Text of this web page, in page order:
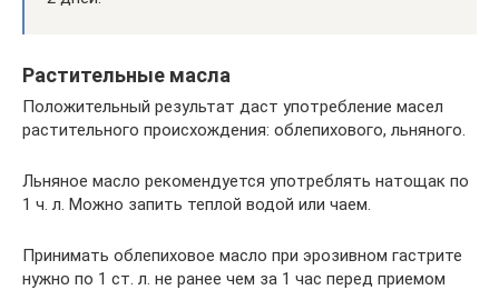
Растительные масла
Положительный результат даст употребление масел
растительного происхождения: облепихового, льняного.
Льняное масло рекомендуется употреблять натощак по
1 ч. л. Можно запить теплой водой или чаем.
Принимать облепиховое масло при эрозивном гастрите
нужно по 1 ст. л. не ранее чем за 1 час перед приемом